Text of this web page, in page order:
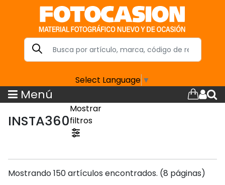
Select Language ▼
Menú
INSTA360
Mostrar
filtros
Mostrando 150 artículos encontrados. (8 páginas)